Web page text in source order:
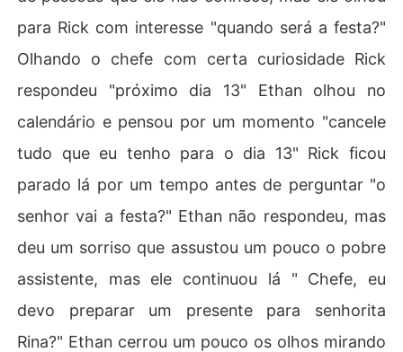
para Rick com interesse "quando será a festa?"
Olhando o chefe com certa curiosidade Rick
respondeu "próximo dia 13" Ethan olhou no
calendário e pensou por um momento "cancele
tudo que eu tenho para o dia 13" Rick ficou
parado lá por um tempo antes de perguntar "o
senhor vai a festa?" Ethan não respondeu, mas
deu um sorriso que assustou um pouco o pobre
assistente, mas ele continuou lá " Chefe, eu
devo preparar um presente para senhorita
Rina?" Ethan cerrou um pouco os olhos mirando